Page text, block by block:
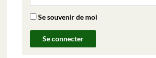
Se souvenir de moi